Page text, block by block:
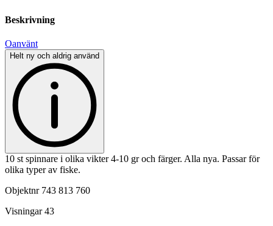
Beskrivning
Oanvänt
Helt ny och aldrig använd
10 st spinnare i olika vikter 4-10 gr och färger. Alla nya. Passar för
olika typer av fiske.
Objektnr 743 813 760
Visningar 43